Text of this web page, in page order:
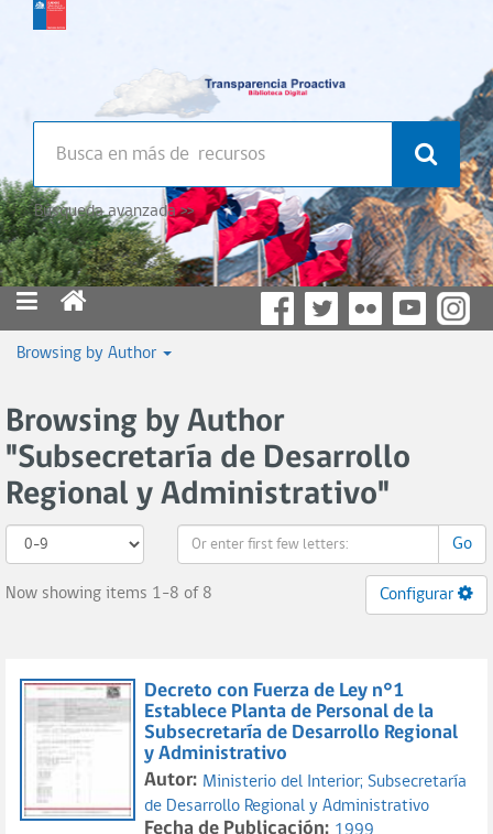
Búsqueda avanzada >>
Browsing by Author
Browsing by Author
"Subsecretaría de Desarrollo
Regional y Administrativo"
Go
Now showing items 1-8 of 8 Configurar
Decreto con Fuerza de Ley n°1
Establece Planta de Personal de la
Subsecretaría de Desarrollo Regional
y Administrativo
Autor: Ministerio del Interior; Subsecretaría
de Desarrollo Regional y Administrativo
Fecha de Publicación: